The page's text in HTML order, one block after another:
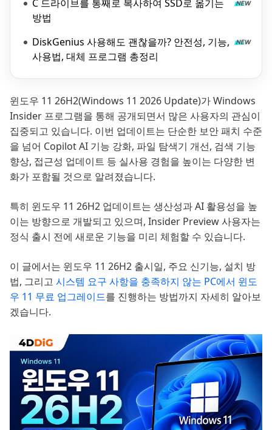
C 드라이브를 통째로 복사하여 SSD로 옮기는
방법
DiskGenius 사용해도 괜찮을까? 안전성, 기능,
사용법, 대체 프로그램 총정리
윈도우 11 26H2(Windows 11 2026 Update)가 Windows
Insider 프로그램을 통해 공개되면서 많은 사용자의 관심이
집중되고 있습니다. 이번 업데이트는 단순한 보안 패치 수준
을 넘어 Copilot AI 기능 강화, 파일 탐색기 개선, 검색 기능
향상, 접근성 업데이트 등 실사용 경험을 높이는 다양한 변
화가 포함될 것으로 알려졌습니다.
특히 윈도우 11 26H2 업데이트는 생산성과 AI 활용성을 높
이는 방향으로 개발되고 있으며, Insider Preview 사용자는
정식 출시 전에 새로운 기능을 미리 체험할 수 있습니다.
이 글에서는 윈도우 11 26H2 출시일, 주요 신기능, 설치 방
법, 그리고 시스템 요구 사항을 충족하지 않는 PC에서 윈도
우 11 무료 업그레이드를 진행하는 방법까지 자세히 알아보
겠습니다.